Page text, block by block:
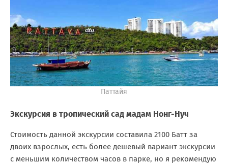
Паттайя
Экскурсия в тропический сад мадам Нонг-Нуч
Стоимость данной экскурсии составила 2100 Батт за
двоих взрослых, есть более дешевый вариант экскурсии
с меньшим количеством часов в парке, но я рекомендую